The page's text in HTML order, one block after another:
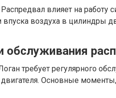
Распредвал влияет на работу
воздуха в цилиндры
обслуживания
требует регулярного
Основные